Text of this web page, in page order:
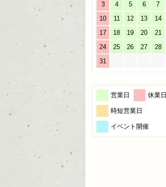
3
4 5 6 7
10
11 12 13 14
17
18 19 20 21
24
25 26 27 28
31
営業日 休業日
時短営業日
イベント開催